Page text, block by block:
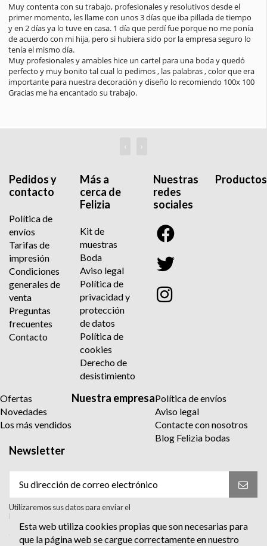
He recibido hoy mi pedido y estoy encantada. Gracias por la
profesionalidad, amabilidad y el saber hacer. Habéis sido
encantadores y muy atentos, la presentación del paquete es
impecable y muy bonita, verdaderamente es un trabajo hecho con
amor. Seguro que si tengo otro evento será en vosotros en los
primeros que confíe. Muchas gracias por todo. Un saludo
‹ ›
Pedidos y
contacto
Política de
envíos
Tarifas de
impresión
Condiciones
generales de
venta
Preguntas
frecuentes
Contacto
Más a
cerca de
Felizia
Kit de
muestras
Boda
Aviso legal
Política de
privacidad y
protección
de datos
Política de
cookies
Derecho de
desistimiento
Nuestras
redes
sociales
Productos
Ofertas
Novedades
Los más vendidos
Nuestra empresaPolítica de envíos
Aviso legal
Contacte con nosotros
Blog Felizia bodas
Newsletter
Utilizaremos sus datos para enviar el
boletín informativo. Para más información
sobre el tratamiento y sus derechos,
consulte la política de privacidad.
Esta web utiliza cookies propias que son necesarias para
que la página web se cargue correctamente en nuestro